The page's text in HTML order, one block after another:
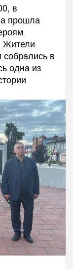
в
прошла
Жители
собрались в
одна из